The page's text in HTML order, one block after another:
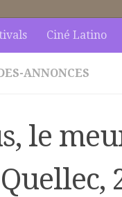
Ciné Latino
ANNONCES
le